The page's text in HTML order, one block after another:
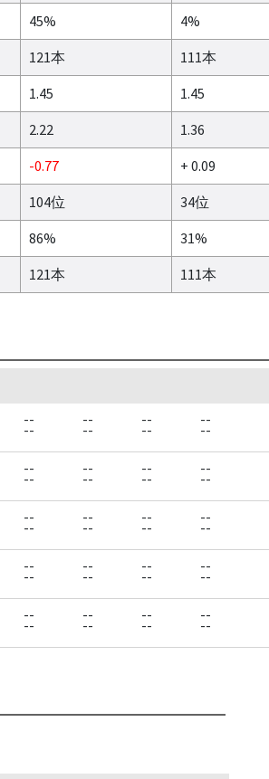
45% 4%
121本 111本
1.45 1.45
2.22 1.36
-0.77 + 0.09
104位 34位
86% 31%
121本 111本
--
--
--
--
--
--
--
--
--
--
--
--
--
--
--
--
--
--
--
--
--
--
--
--
--
--
--
--
--
--
--
--
--
--
--
--
--
--
--
--